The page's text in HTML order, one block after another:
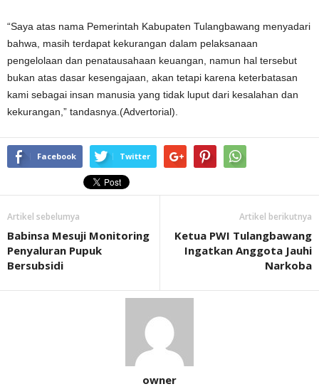
“Saya atas nama Pemerintah Kabupaten Tulangbawang menyadari
bahwa, masih terdapat kekurangan dalam pelaksanaan
pengelolaan dan penatausahaan keuangan, namun hal tersebut
bukan atas dasar kesengajaan, akan tetapi karena keterbatasan
kami sebagai insan manusia yang tidak luput dari kesalahan dan
kekurangan,” tandasnya.(Advertorial).
Facebook Twitter
Artikel sebelumya
Babinsa Mesuji Monitoring
Penyaluran Pupuk
Bersubsidi
Artikel berikutnya
Ketua PWI Tulangbawang
Ingatkan Anggota Jauhi
Narkoba
owner